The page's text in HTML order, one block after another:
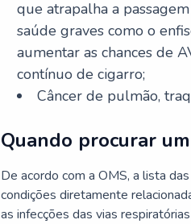
que atrapalha a
saúde graves como o
aumentar as chances de
contínuo de cigarro;
Câncer de pulmão,
Quando procurar
De acordo com a OMS, a lista
condições diretamente
as infecções das vias